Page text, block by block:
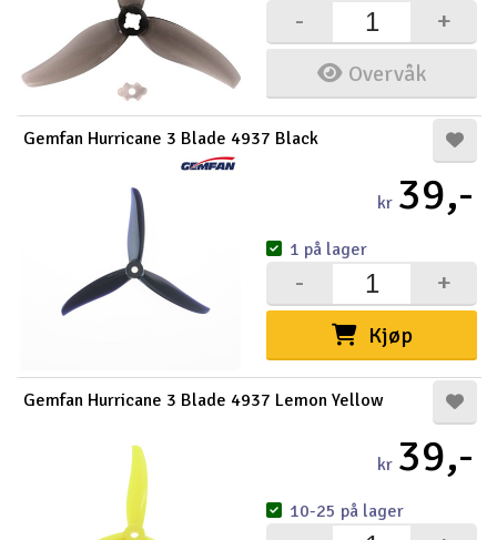
Overvåk
+
-
Gemfan Hurricane 3 Blade 4937 Black
kr 39,-
Kjøp
+
-
1 på lager
Gemfan Hurricane 3 Blade 4937 Lemon Yellow
kr 39,-
10-25 på lager